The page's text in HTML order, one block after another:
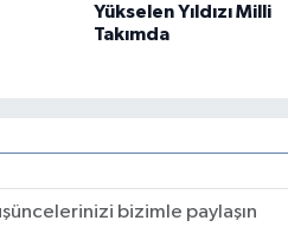
Yükselen Yıldızı Milli
Takımda